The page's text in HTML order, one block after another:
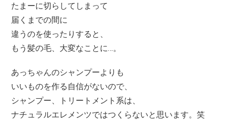
たまーに切らしてしまって
届くまでの間に
違うのを使ったりすると、
もう髪の毛、大変なことに…。
あっちゃんのシャンプーよりも
いいものを作る自信がないので、
シャンプー、トリートメント系は、
ナチュラルエレメンツではつくらないと思います。笑